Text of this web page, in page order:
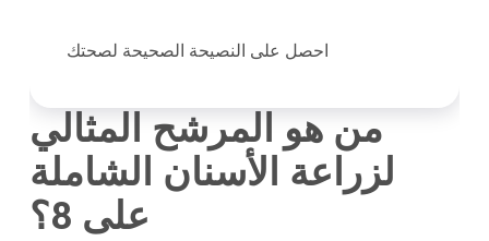
احصل على النصيحة الصحيحة لصحتك
من هو المرشح المثالي
لزراعة الأسنان الشاملة
على 8؟